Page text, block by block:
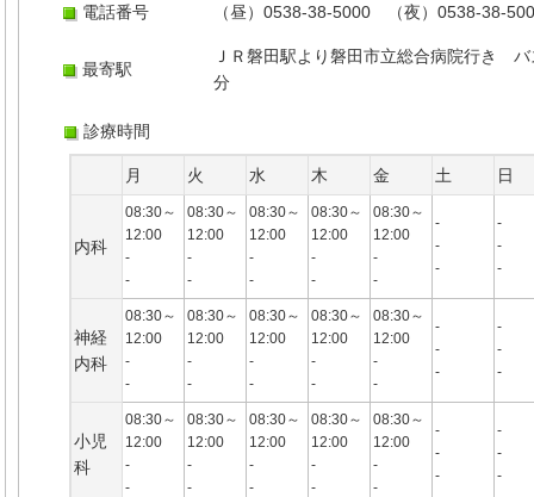
電話番号 （昼）0538-38-5000 （夜）0538-38-
最寄駅
ＪＲ磐田駅より磐田市立総合病院行き
分
診療時間
月 火 水 木 金 土 日
内科
08:30～
12:00
-
-
08:30～
12:00
-
-
08:30～
12:00
-
-
08:30～
12:00
-
-
08:30～
12:00
-
-
-
-
-
-
-
-
神経
内科
08:30～
12:00
-
-
08:30～
12:00
-
-
08:30～
12:00
-
-
08:30～
12:00
-
-
08:30～
12:00
-
-
-
-
-
-
-
-
小児
科
08:30～
12:00
-
-
08:30～
12:00
-
-
08:30～
12:00
-
-
08:30～
12:00
-
-
08:30～
12:00
-
-
-
-
-
-
-
-